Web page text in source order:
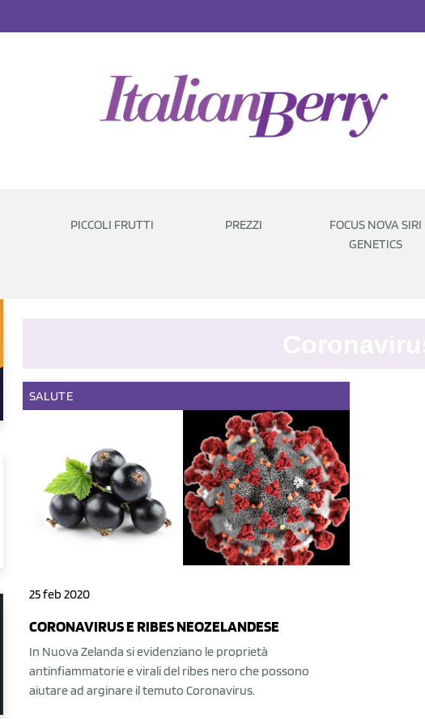
PICCOLI FRUTTI PREZZI
FOCUS NOVA SIRI
GENETICS
SALUTE
25 feb 2020
CORONAVIRUS E RIBES NEOZELANDESE
In Nuova Zelanda si evidenziano le proprietà
antinfiammatorie e virali del ribes nero che possono
aiutare ad arginare il temuto Coronavirus.